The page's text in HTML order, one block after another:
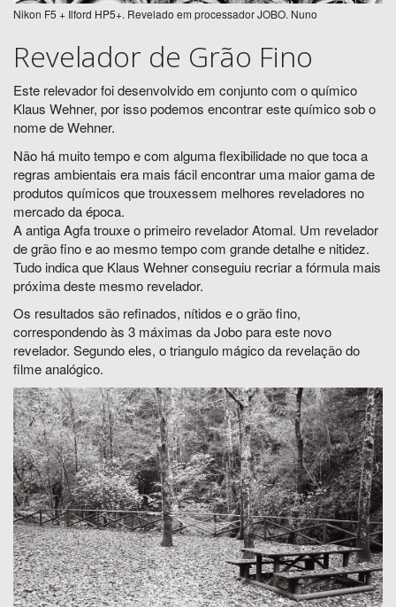
Nikon F5 + Ilford HP5+. Revelado em processador JOBO. Nuno
Revelador de Grão Fino
Este relevador foi desenvolvido em conjunto com o químico
Klaus Wehner, por isso podemos encontrar este químico sob o
nome de Wehner.
Não há muito tempo e com alguma flexibilidade no que toca a
regras ambientais era mais fácil encontrar uma maior gama de
produtos químicos que trouxessem melhores reveladores no
mercado da época.
A antiga Agfa trouxe o primeiro revelador Atomal. Um revelador
de grão fino e ao mesmo tempo com grande detalhe e nitidez.
Tudo indica que Klaus Wehner conseguiu recriar a fórmula mais
próxima deste mesmo revelador.
Os resultados são refinados, nítidos e o grão fino,
correspondendo às 3 máximas da Jobo para este novo
revelador. Segundo eles, o triangulo mágico da revelação do
filme analógico.